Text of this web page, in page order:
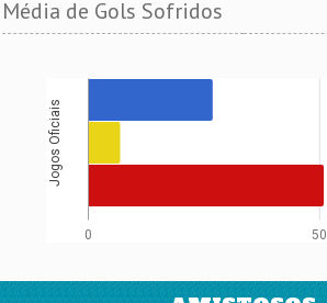
Média de Gols Sofridos
0 50
Jogos Oficiais